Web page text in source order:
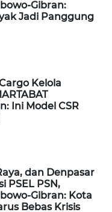
Gibran:
Jadi Panggung
Kelola
Ini Model CSR
dan Denpasar
PSEL PSN,
Gibran: Kota
Bebas Krisis